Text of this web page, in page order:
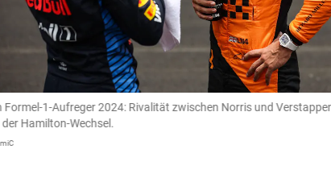
Formel-1-Aufreger 2024: Rivalität zwischen Norris und
Hamilton-Wechsel.